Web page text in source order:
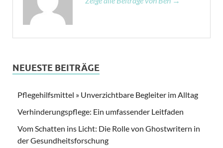
NEUESTE BEITRÄGE
Pflegehilfsmittel » Unverzichtbare Begleiter im Alltag
Verhinderungspflege: Ein umfassender Leitfaden
Vom Schatten ins Licht: Die Rolle von Ghostwritern in
der Gesundheitsforschung